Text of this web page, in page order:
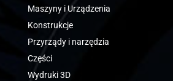
Maszyny i Urządzenia
Konstrukcje
Przyrządy i narzędzia
Części
Wydruki 3D